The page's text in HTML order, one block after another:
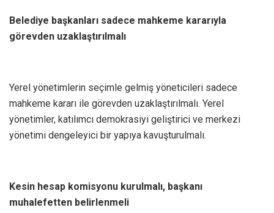
Belediye başkanları sadece mahkeme kararıyla
görevden uzaklaştırılmalı
Yerel yönetimlerin seçimle gelmiş yöneticileri sadece
mahkeme kararı ile görevden uzaklaştırılmalı. Yerel
yönetimler, katılımcı demokrasiyi geliştirici ve merkezi
yönetimi dengeleyici bir yapıya kavuşturulmalı.
Kesin hesap komisyonu kurulmalı, başkanı
muhalefetten belirlenmeli